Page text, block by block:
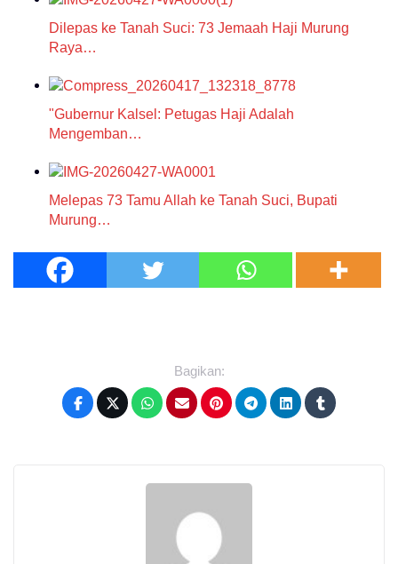
Dilepas ke Tanah Suci: 73 Jemaah Haji Murung
Raya…
"Gubernur Kalsel: Petugas Haji Adalah
Mengemban…
Melepas 73 Tamu Allah ke Tanah Suci, Bupati
Murung…
Bagikan: